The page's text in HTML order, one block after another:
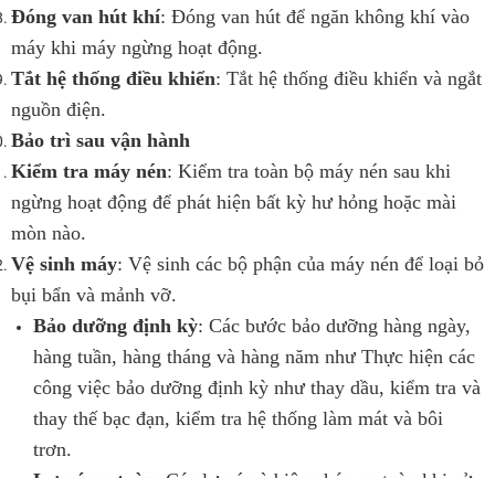
Đóng van hút khí: Đóng van hút để ngăn không khí vào
máy khi máy ngừng hoạt động.
Tắt hệ thống điều khiển: Tắt hệ thống điều khiển và ngắt
nguồn điện.
Bảo trì sau vận hành
Kiểm tra máy nén: Kiểm tra toàn bộ máy nén sau khi
ngừng hoạt động để phát hiện bất kỳ hư hỏng hoặc mài
mòn nào.
Vệ sinh máy: Vệ sinh các bộ phận của máy nén để loại bỏ
bụi bẩn và mảnh vỡ.
Bảo dưỡng định kỳ: Các bước bảo dưỡng hàng ngày,
hàng tuần, hàng tháng và hàng năm như Thực hiện các
công việc bảo dưỡng định kỳ như thay dầu, kiểm tra và
thay thế bạc đạn, kiểm tra hệ thống làm mát và bôi
trơn.